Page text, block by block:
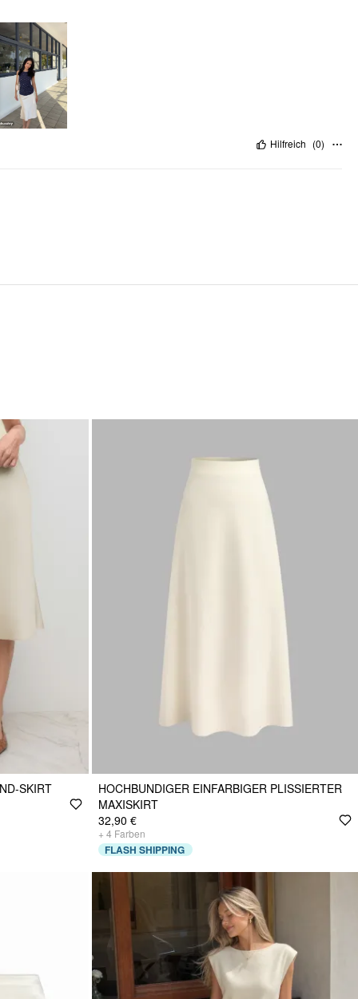
Hilfreich (0)
SKIRT
HOCHBUNDIGER EINFARBIGER PLISSIERTER
MAXISKIRT
32,90 €
+ 4 Farben
FLASH SHIPPING